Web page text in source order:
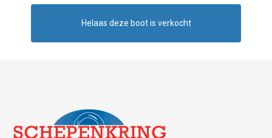
Helaas deze boot is verkocht